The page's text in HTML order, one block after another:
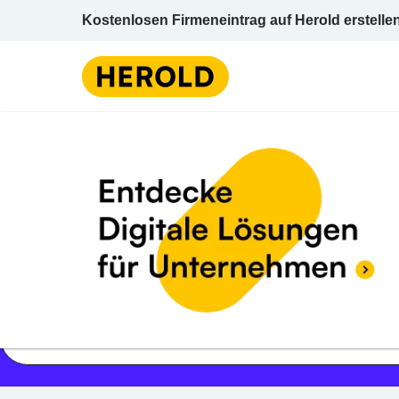
Kostenlosen Firmeneintrag auf Herold